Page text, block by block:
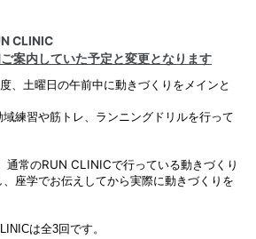
CLINIC
案内していた予定と変更となります
、土曜日の午前中に動きづくりをメインと
練習や筋トレ、ランニングドリルを行って
通常のRUN CLINICで行っている動きづくり
座学でお伝えしてから実際に動きづくりを
は全3回です。